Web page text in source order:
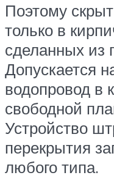
Поэтому
только в
сделанных из
Допускается
водопровод в
свободной
Устройство
перекрытия
любого типа.